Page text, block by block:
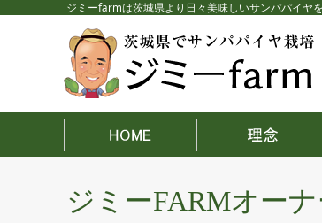
ジミーfarmは茨城県より日々美味しいサンパパイヤ
ジミーFARMオー